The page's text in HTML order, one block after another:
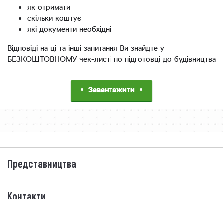
як отримати
скільки коштує
які документи необхідні
Відповіді на ці та інші запитання Ви знайдте у
БЕЗКОШТОВНОМУ чек-листі по підготовці до будівництва
Завантажити
Представництва
Контакти